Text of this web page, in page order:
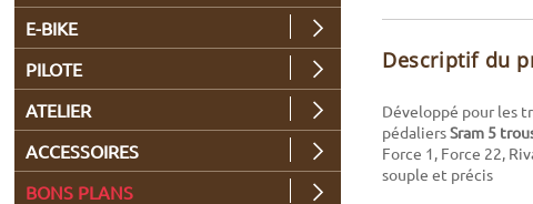
Descriptif du
Développé pour les
pédaliersSram 5
Force 1, Force 22,
souple et précis
E-BIKE
PILOTE
ATELIER
ACCESSOIRES
BONS PLANS